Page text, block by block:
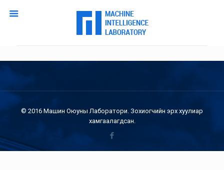
© 2016 Машин Оюуны Лаборатори. Зохиогчийн эрх хуулиар
хамгаалагдсан.